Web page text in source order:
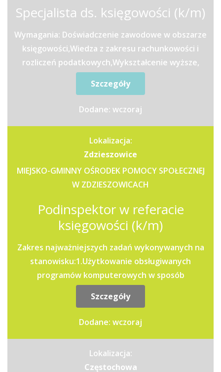
Specjalista ds. księgowości (k/m)
Wymagania: Doświadczenie zawodowe w obszarze
księgowości,Wiedza z zakresu rachunkowości i
rozliczeń podatkowych,Wykształcenie wyższe,
Szczegóły
Dodane: wczoraj
Lokalizacja:
Zdzieszowice
MIEJSKO-GMINNY OŚRODEK POMOCY SPOŁECZNEJ
W ZDZIESZOWICACH
Podinspektor w referacie
księgowości (k/m)
Zakres najważniejszych zadań wykonywanych na
stanowisku:1.Użytkowanie obsługiwanych
programów komputerowych w sposób
zapewniający: .właściwy przebieg...
Szczegóły
Dodane: wczoraj
Lokalizacja:
Częstochowa